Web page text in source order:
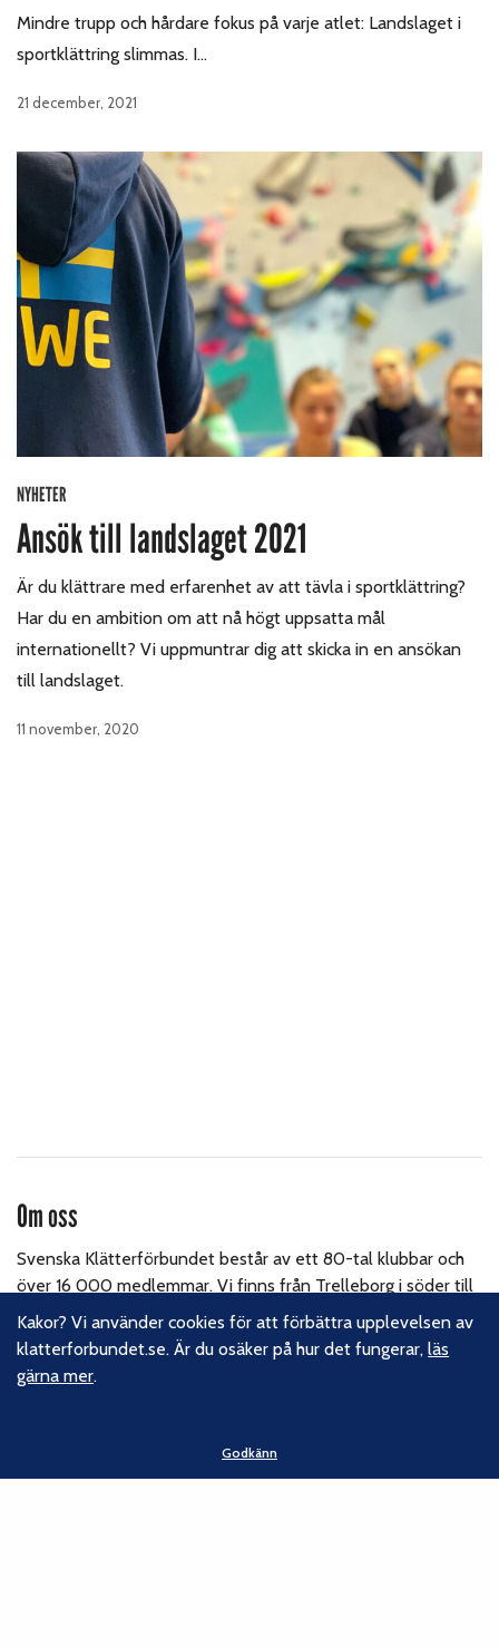
Mindre trupp och hårdare fokus på varje atlet: Landslaget i
sportklättring slimmas. I…
21 december, 2021
NYHETER
Ansök till landslaget 2021
Är du klättrare med erfarenhet av att tävla i sportklättring?
Har du en ambition om att nå högt uppsatta mål
internationellt? Vi uppmuntrar dig att skicka in en ansökan
till landslaget.
11 november, 2020
Om oss
Svenska Klätterförbundet består av ett 80-tal klubbar och
över 16 000 medlemmar. Vi finns från Trelleborg i söder till
Kiruna i norr. Klättrarna i Sverige är dock betydligt fler och vi
för din talan, oavsett om du är medlem eller inte.
Läs om
vårt hållbarhetsarbete.
Facebook
Kakor? Vi använder cookies för att förbättra upplevelsen av
klatterforbundet.se. Är du osäker på hur det fungerar,läs
gärna mer.
Godkänn